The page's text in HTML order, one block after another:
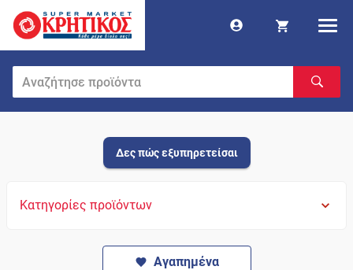
Δες πώς εξυπηρετείσαι
Κατηγορίες προϊόντων
Αγαπημένα